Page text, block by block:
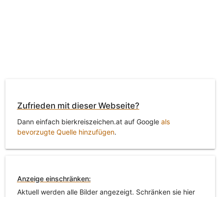
Zufrieden mit dieser Webseite?
Dann einfach bierkreiszeichen.at auf Google als
bevorzugte Quelle hinzufügen.
Anzeige einschränken:
Aktuell werden alle Bilder angezeigt. Schränken sie hier